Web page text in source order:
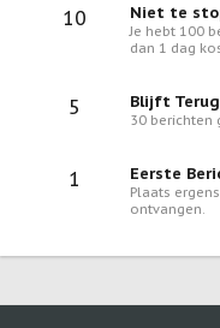
10 Niet te
Je hebt 100
dan 1 dag
5 Blijft
30 berichten
1 Eerste
Plaats
ontvangen.